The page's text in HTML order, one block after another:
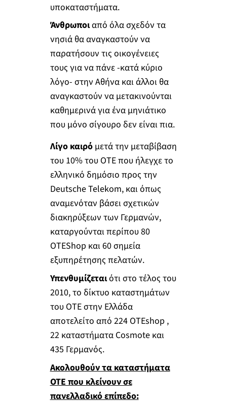
υποκαταστήματα.
Άνθρωποιαπό όλα σχεδόν τα
νησιά θα αναγκαστούν να
παρατήσουν τις οικογένειες
τους για να πάνε -κατά κύριο
λόγο- στην Αθήνα και άλλοι θα
αναγκαστούν να μετακινούνται
καθημερινά για ένα μηνιάτικο
που μόνο σίγουρο δεν είναι πια.
Λίγο καιρόμετά την μεταβίβαση
του 10% του ΟΤΕ που ήλεγχε το
ελληνικό δημόσιο προς την
Deutsche Telekom, και όπως
αναμενόταν βάσει σχετικών
διακηρύξεων των Γερμανών,
καταργούνται περίπου 80
OTEShop και 60 σημεία
εξυπηρέτησης πελατών.
Υπενθυμίζεταιότι στο τέλος του
2010, το δίκτυο καταστημάτων
του ΟΤΕ στην Ελλάδα
αποτελείτο από 224 OTEshop ,
22 καταστήματα Cosmote και
435 Γερμανός.
Ακολουθούν τα καταστήματα
ΟΤΕ που κλείνουν σε
πανελλαδικό επίπεδο: